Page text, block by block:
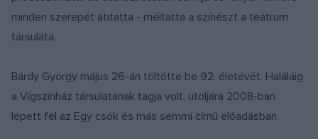
minden szerepét átitatta - méltatta a színészt a teátrum
társulata.
Bárdy György május 26-án töltötte be 92. életévét. Haláláig
a Vígszínház társulatának tagja volt, utoljára 2008-ban
lépett fel az Egy csók és más semmi című előadásban.